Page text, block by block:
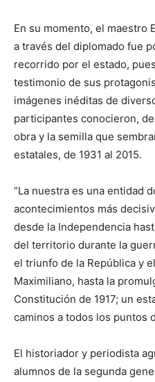
En su momento, el maestro
a través del diplomado fue
recorrido por el estado,
testimonio de sus
imágenes inéditas de
participantes conocieron,
obra y la semilla que
estatales, de 1931 al 2015.
“La nuestra es una entidad
acontecimientos más
desde la Independencia
del territorio durante la
el triunfo de la República y
Maximiliano, hasta la
Constitución de 1917; un
caminos a todos los puntos
El historiador y periodista
alumnos de la segunda